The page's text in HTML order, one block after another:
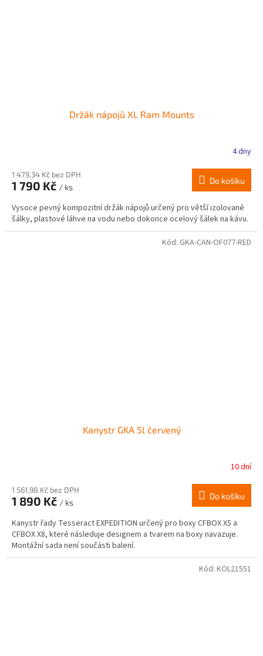
Držák nápojů XL Ram Mounts
produktu
je
z
5
hvězdiček.
4 dny
1 479,34 Kč bez DPH
1 790 Kč / ks
Do košíku
Vysoce pevný kompozitní držák nápojů určený pro větší izolované
šálky, plastové láhve na vodu nebo dokonce ocelový šálek na kávu.
Kanystr GKA 5l červený
10 dní
1 561,98 Kč bez DPH
1 890 Kč / ks
Do košíku
Kanystr řady Tesseract EXPEDITION určený pro boxy CFBOX X5 a
CFBOX X8, které následuje designem a tvarem na boxy navazuje.
Montážní sada není součásti balení.
Kód: GKA-CAN-OF077-RED
Kód: KOL21551